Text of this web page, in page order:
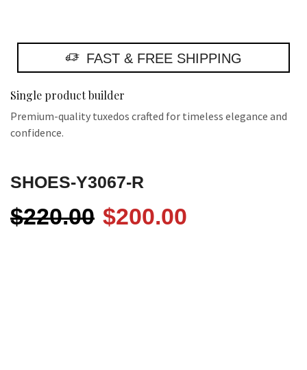
FAST & FREE SHIPPING
Single product builder
Premium-quality tuxedos crafted for timeless elegance and
confidence.
SHOES-Y3067-R
$220.00 $200.00